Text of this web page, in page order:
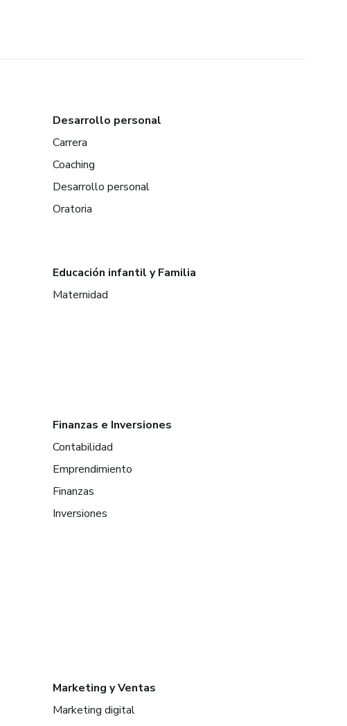
Desarrollo personal
Carrera
Coaching
Desarrollo personal
Oratoria
Educación infantil y Familia
Maternidad
Finanzas e Inversiones
Contabilidad
Emprendimiento
Finanzas
Inversiones
Marketing y Ventas
Marketing digital